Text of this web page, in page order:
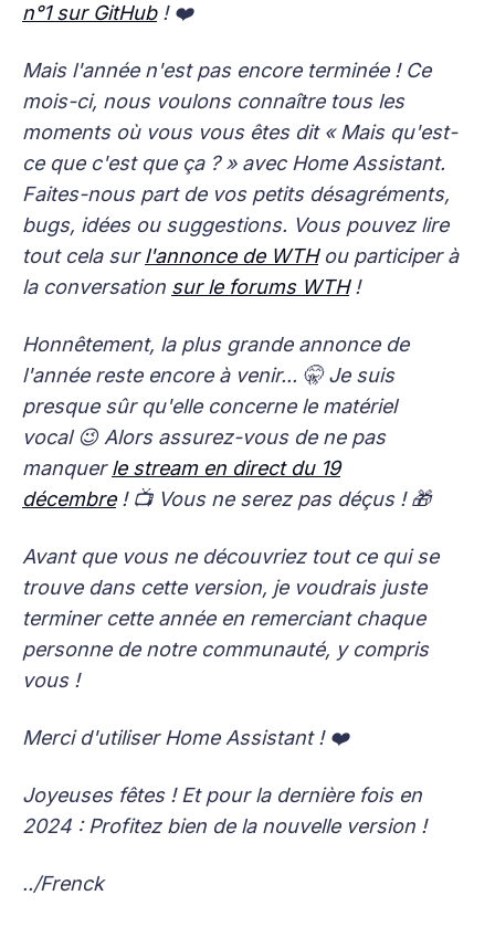
n°1 sur GitHub! ❤️
Mais l'année n'est pas encore terminée ! Ce
mois-ci, nous voulons connaître tous les
moments où vous vous êtes dit « Mais qu'est-
ce que c'est que ça ? » avec Home Assistant.
Faites-nous part de vos petits désagréments,
bugs, idées ou suggestions. Vous pouvez lire
tout cela surl'annonce de WTHou participer à
la conversation sur le forums WTH!
Honnêtement, la plus grande annonce de
l'année reste encore à venir... 🤫 Je suis
presque sûr qu'elle concerne le matériel
vocal 😉 Alors assurez-vous de ne pas
manquerle stream en direct du 19
décembre! 📺 Vous ne serez pas déçus ! 🎁
Avant que vous ne découvriez tout ce qui se
trouve dans cette version, je voudrais juste
terminer cette année en remerciant chaque
personne de notre communauté, y compris
vous !
Merci d'utiliser Home Assistant ! ❤️
Joyeuses fêtes ! Et pour la dernière fois en
2024 : Profitez bien de la nouvelle version !
../Frenck